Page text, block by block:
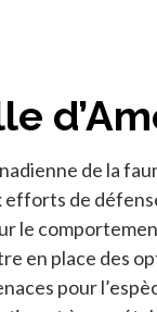
de la
efforts de
le
en place des
pour